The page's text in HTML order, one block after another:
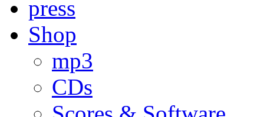
press
Shop
mp3
CDs